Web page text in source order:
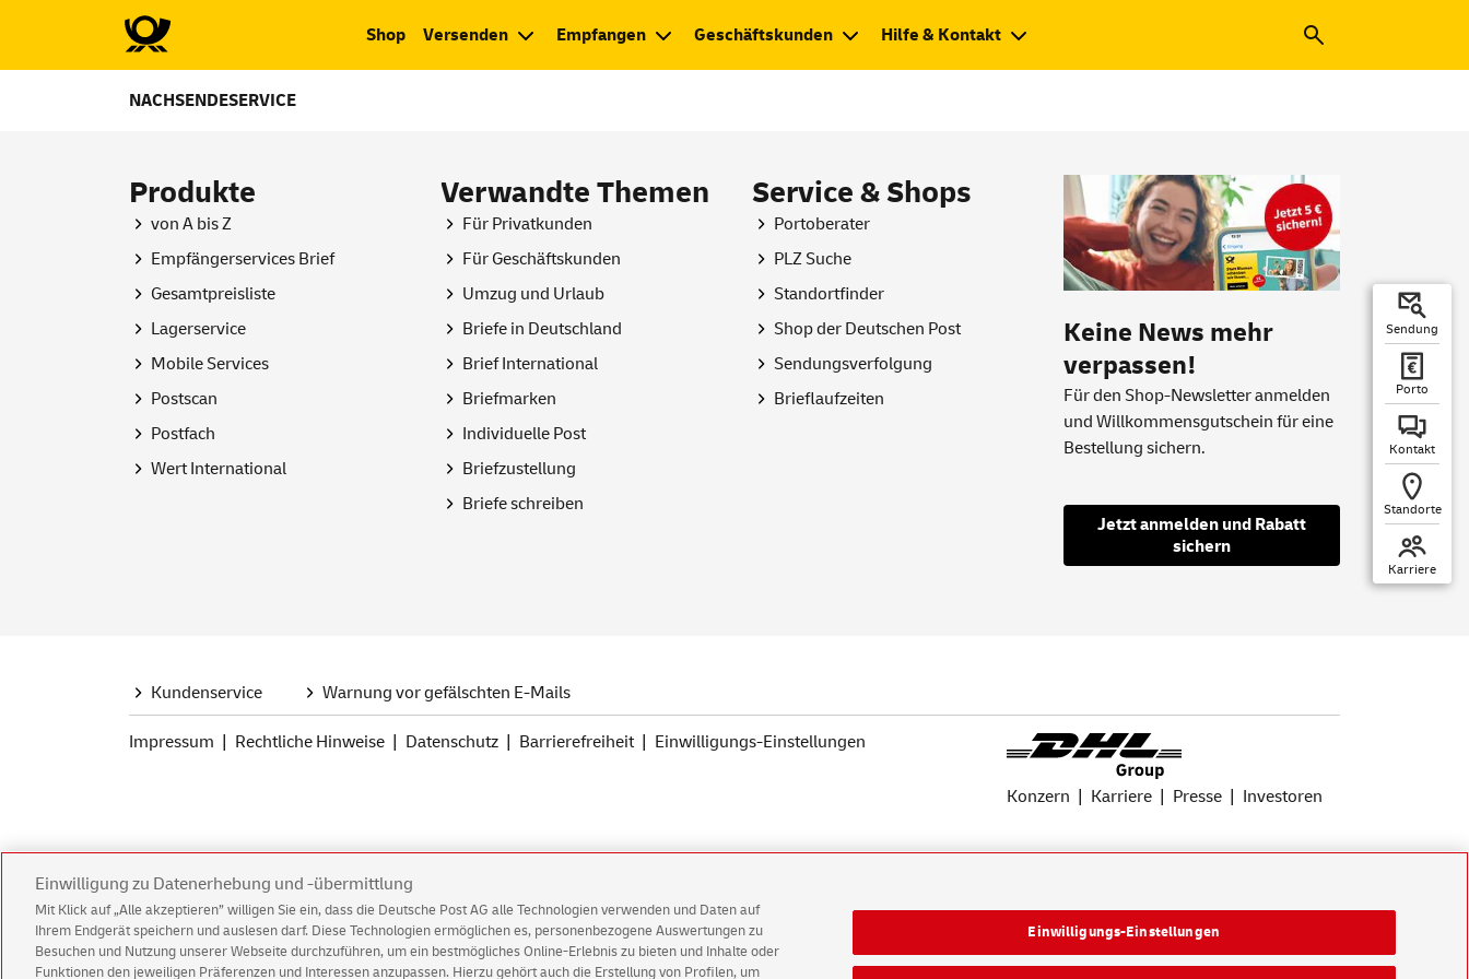
Shop Versenden Empfangen Geschäftskunden Hilfe & Kontakt
NACHSENDESERVICE
Sendung
Porto
Kontakt
Standorte
Karriere
Produkte
von A bis Z
Empfängerservices Brief
Gesamtpreisliste
Lagerservice
MobileServices
Postscan
Postfach
Wert International
Verwandte Themen
Für Privatkunden
Für Geschäftskunden
Umzug und Urlaub
Briefe in Deutschland
Brief International
Briefmarken
Individuelle Post
Briefzustellung
Briefe schreiben
Service & Shops
Portoberater
PLZ Suche
Standortfinder
Shopder Deutschen Post
Sendungsverfolgung
Brieflaufzeiten
Keine News mehr
verpassen!
Für den Shop-Newsletter anmelden
und Willkommensgutschein für eine
Bestellung sichern.
Jetzt anmelden und Rabatt
sichern
Kundenservice Warnung vor gefälschten E-Mails
Impressum Rechtliche Hinweise Datenschutz Barrierefreiheit Einwilligungs-Einstellungen
Konzern Karriere Presse Investoren
Einwilligung zu Datenerhebung und -übermittlung
Mit Klick auf „Alle akzeptieren” willigen Sie ein, dass die Deutsche Post AG alle Technologien verwenden und Daten auf
Ihrem Endgerät speichern und auslesen darf. Diese Technologien ermöglichen es, personenbezogene Auswertungen zu
Besuchen und Nutzung unserer Webseite durchzuführen, um ein bestmögliches Online-Erlebnis zu bieten und Inhalte oder
Funktionen den jeweiligen Präferenzen und Interessen anzupassen. Hierzu gehört auch die Erstellung von Profilen, um
Einwilligungs-Einstellungen